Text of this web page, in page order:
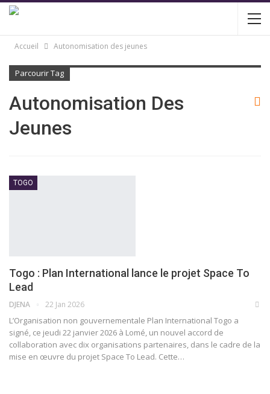
Accueil Autonomisation des jeunes
Parcourir Tag
Autonomisation Des
Jeunes
TOGO
Togo : Plan International lance le projet Space To
Lead
DJENA 22 Jan 2026
L’Organisation non gouvernementale Plan International Togo a
signé, ce jeudi 22 janvier 2026 à Lomé, un nouvel accord de
collaboration avec dix organisations partenaires, dans le cadre de la
mise en œuvre du projet Space To Lead. Cette…